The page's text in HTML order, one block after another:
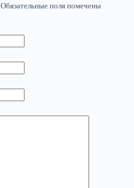
Обязательные поля помечены